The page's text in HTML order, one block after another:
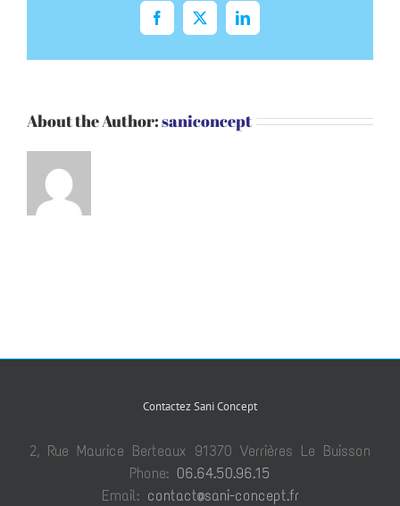
Facebook
X LinkedIn
About the Author:saniconcept
Contactez Sani Concept
2, Rue Maurice Berteaux 91370 Verrières Le Buisson
Phone: 06.64.50.96.15
Email: contact@sani-concept.fr